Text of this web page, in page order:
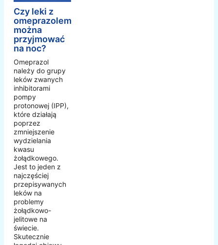
Czy leki z
omeprazolem
można
przyjmować
na noc?
Omeprazol
należy do grupy
leków zwanych
inhibitorami
pompy
protonowej (IPP),
które działają
poprzez
zmniejszenie
wydzielania
kwasu
żołądkowego.
Jest to jeden z
najczęściej
przepisywanych
leków na
problemy
żołądkowo-
jelitowe na
świecie.
Skutecznie